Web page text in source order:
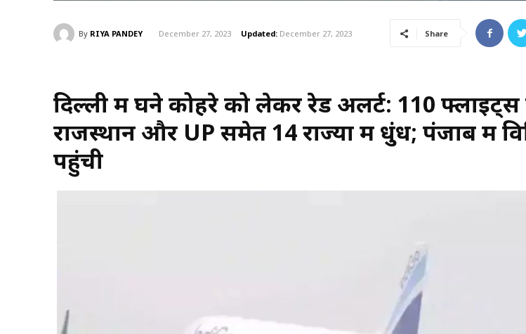
By RIYA PANDEY December 27, 2023 Updated: December 27, 2023 Share
दिल्ली में घने कोहरे को लेकर रेड अलर्ट: 110
राजस्थान और UP समेत 14 राज्यों में धुंध; पंजाब में
पहुंची